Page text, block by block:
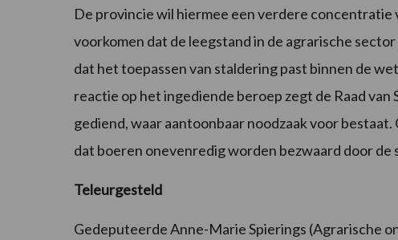
De provincie wil hiermee een verdere concentratie
voorkomen dat de leegstand in de agrarische
dat het toepassen van staldering past binnen de
reactie op het ingediende beroep zegt de Raad
gediend, waar aantoonbaar noodzaak voor
dat boeren onevenredig worden bezwaard door de
Teleurgesteld
Gedeputeerde Anne-Marie Spierings (Agrarische